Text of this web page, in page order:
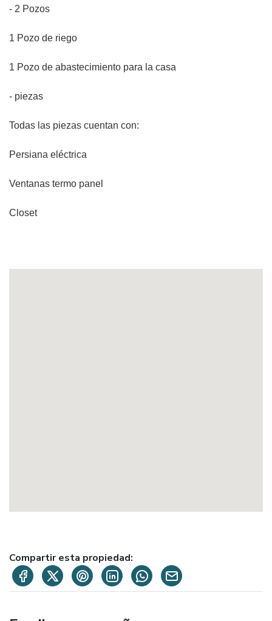
- 2 Pozos
1 Pozo de riego
1 Pozo de abastecimiento para la casa
- piezas
Todas las piezas cuentan con:
Persiana eléctrica
Ventanas termo panel
Closet
Compartir esta propiedad: